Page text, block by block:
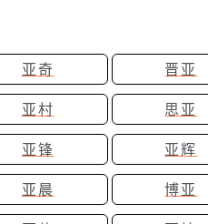
亚奇 晋亚
亚村 思亚
亚锋 亚辉
亚晨 博亚